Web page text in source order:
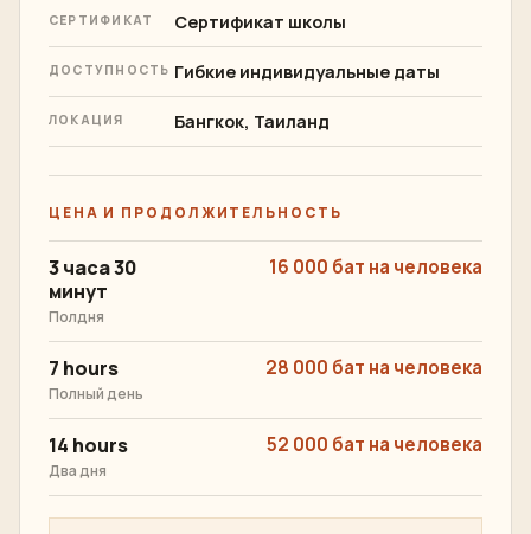
СЕРТИФИКАТ Сертификат школы
ДОСТУПНОСТЬ Гибкие индивидуальные даты
ЛОКАЦИЯ Бангкок, Таиланд
ЦЕНА И ПРОДОЛЖИТЕЛЬНОСТЬ
3 часа 30
минут
Полдня
16 000 бат на человека
7 hours
Полный день
28 000 бат на человека
14 hours
Два дня
52 000 бат на человека